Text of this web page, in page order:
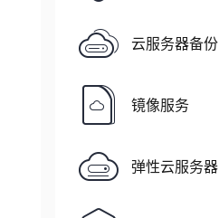
云服务器备份
镜像服务
弹性云服务器